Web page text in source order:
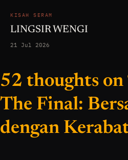
KISAH SERAM
LINGSIR WENGI
21 Jul 2026
52 thoughts on
The Final:
dengan